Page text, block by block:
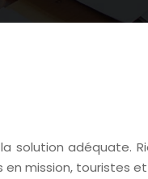
solution adéquate.
mission, touristes et